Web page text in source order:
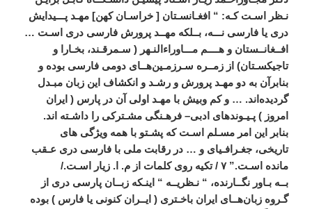
نـظر
اسـت کـه: “ افغـانسـتان [خراسـان کهن]مهـد پـــيدايش
دری يا فارسی نـــه، بــلکه مهــد پرورش فارسی دری اسـت …
افــغانــستان و هــــم مـــاوراءالنـهر ( سـمرقـند، بخـارا
و
تاجيکسـتان) از زمــره سـرزمـينهــای دومی فارسی بوده و
بنابرآن به دو مهـد پرورش و رشـد و انکشاف اين زبان مبـدل
گرديده اند. …و کم وبيش با مهـد اولی آن در پارس ( ايران
امروز )پـيـوندهای ادبی–فرهـنگی مشـترکی را داشـته اند.
بنابر
اين امر مسـلم اسـت که پشـتو با همه ويژگی ‌های
تاريخی، جغـرافـيای و …در رقابت ملی با فارسی دری عـقب
مانده اسـت.”۷ /تکيه روی کلمات از م. ا.زيار اسـت./
بــه بـاور نگــارنده، “نـظريــه “ اينـکه زبــان پارسی دری از
گـروه زبانهــای ايران باخـتری ( ايــران کنونی يا فارس )بوده